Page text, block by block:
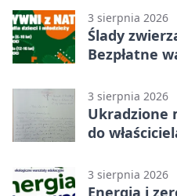
3 sierpnia 2026
Ślady
Bezpłatne
3 sierpnia 2026
Ukradzione
do
3 sierpnia 2026
Energia i